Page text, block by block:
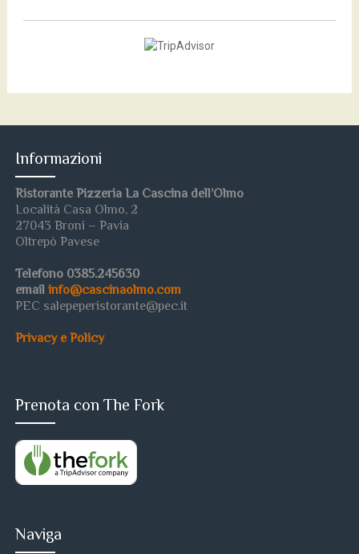
Informazioni
Ristorante Pizzeria La Cascina dell’Olmo
Località Casa Olmo, 2
27043 Broni – Pavia
Oltrepò Pavese
Telefono 0385.245630
email info@cascinaolmo.com
PEC salepeperistorante@pec.it
Privacy e Policy
Prenota con The Fork
Naviga